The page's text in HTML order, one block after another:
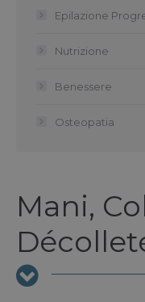
Epilazione
Nutrizione
Benessere
Osteopatia
Mani,